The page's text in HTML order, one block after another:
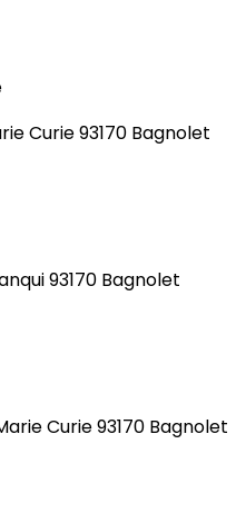
Curie 93170 Bagnolet
93170 Bagnolet
Curie 93170 Bagnolet